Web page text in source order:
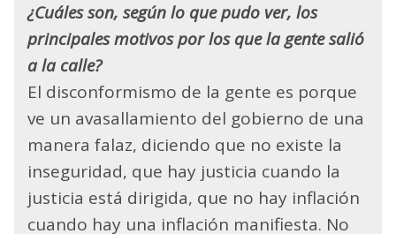
¿Cuáles son, según lo que pudo ver, los
principales motivos por los que la gente salió
a la calle?
El disconformismo de la gente es porque
ve un avasallamiento del gobierno de una
manera falaz, diciendo que no existe la
inseguridad, que hay justicia cuando la
justicia está dirigida, que no hay inflación
cuando hay una inflación manifiesta. No